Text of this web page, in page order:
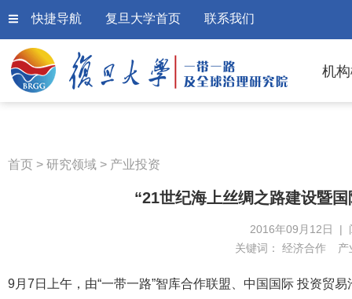
快捷导航 复旦大学首页 联系我们
机
首页 > 研究领域 > 产业投资
“21世纪海上丝绸之路建设暨
2016年09月12日 |
关键词： 经济合作 产
9月7日上午，由“一带一路”智库合作联盟、中国国际 投资贸